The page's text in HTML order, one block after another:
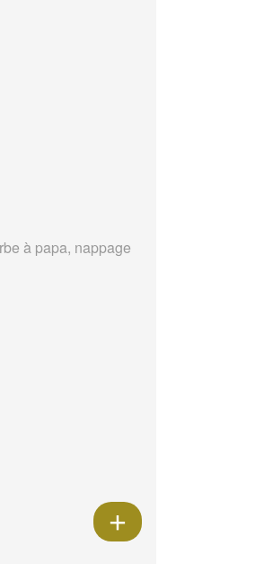
à papa, nappage